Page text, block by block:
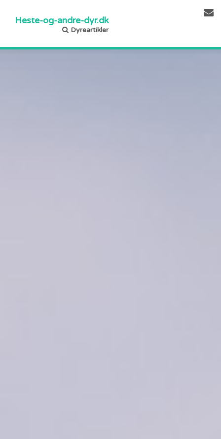
Heste-og-andre-dyr.dk
Dyreartikler